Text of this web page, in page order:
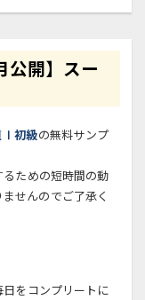
開】スー
Ⅰ初級の無料サンプ
ための短時間の動
せんのでご了承く
をコンプリートに